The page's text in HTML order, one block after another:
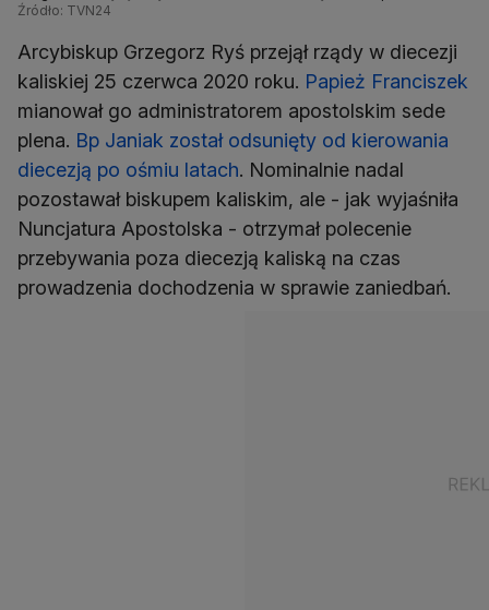
Źródło: TVN24
Arcybiskup Grzegorz Ryś przejął rządy w diecezji
kaliskiej 25 czerwca 2020 roku. Papież Franciszek
mianował go administratorem apostolskim sede
plena. Bp Janiak został odsunięty od kierowania
diecezją po ośmiu latach. Nominalnie nadal
pozostawał biskupem kaliskim, ale - jak wyjaśniła
Nuncjatura Apostolska - otrzymał polecenie
przebywania poza diecezją kaliską na czas
prowadzenia dochodzenia w sprawie zaniedbań.